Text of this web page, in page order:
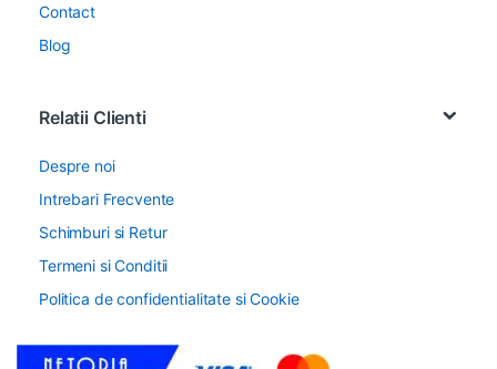
Contact
Blog
Relatii Clienti
Despre noi
Intrebari Frecvente
Schimburi si Retur
Termeni si Conditii
Politica de confidentialitate si Cookie